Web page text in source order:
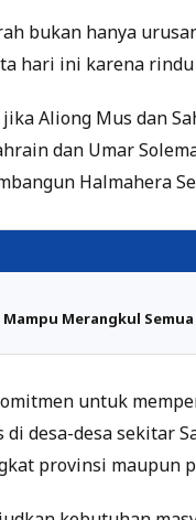
bukan hanya
hari ini karena
jika Aliong Mus dan
dan Umar
Halmahera
Merangkul
untuk
desa-desa sekitar
provinsi maupun